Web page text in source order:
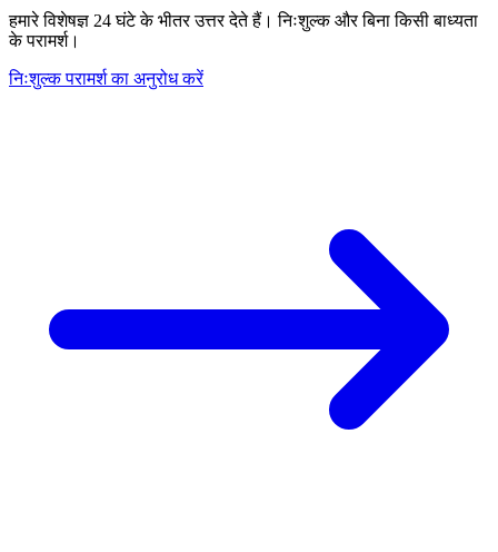
हमारे विशेषज्ञ 24 घंटे के भीतर उत्तर देते हैं। निःशुल्क और बिना किसी बाध्यता
के परामर्श।
निःशुल्क परामर्श का अनुरोध करें